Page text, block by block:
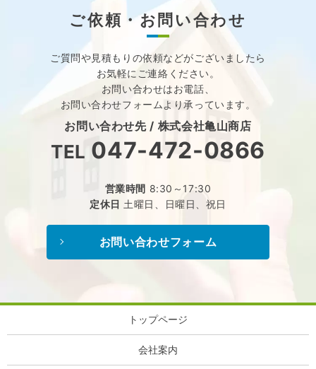
ご依頼・お問い合わせ
ご質問や見積もりの依頼などがございましたら
お気軽にご連絡ください。
お問い合わせはお電話、
お問い合わせフォームより承っています。
お問い合わせ先 / 株式会社亀山商店
TEL 047-472-0866
営業時間 8:30～17:30
定休日 土曜日、日曜日、祝日
お問い合わせフォーム
トップページ
会社案内